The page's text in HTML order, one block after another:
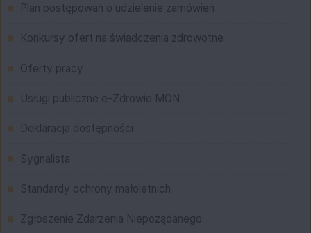
Plan postępowań o udzielenie zamówień
Konkursy ofert na świadczenia zdrowotne
Oferty pracy
Usługi publiczne e-Zdrowie MON
Deklaracja dostępności
Sygnalista
Standardy ochrony małoletnich
Zgłoszenie Zdarzenia Niepożądanego